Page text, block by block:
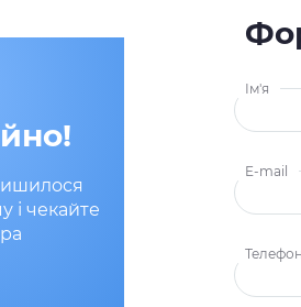
і чекайте
Ім'я
E-mail
Телефон